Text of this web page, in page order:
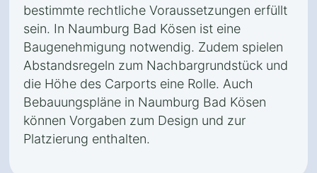
bestimmte rechtliche Voraussetzungen erfüllt
sein. In Naumburg Bad Kösen ist eine
Baugenehmigung notwendig. Zudem spielen
Abstandsregeln zum Nachbargrundstück und
die Höhe des Carports eine Rolle. Auch
Bebauungspläne in Naumburg Bad Kösen
können Vorgaben zum Design und zur
Platzierung enthalten.